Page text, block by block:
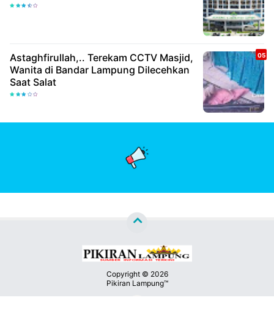
Astaghfirullah,.. Terekam CCTV Masjid,
Wanita di Bandar Lampung Dilecehkan
Saat Salat
Copyright © 2026
Pikiran Lampung™